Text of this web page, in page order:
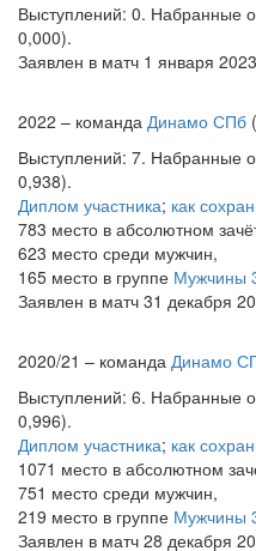
Выступлений: 0. Набранные
0,000).
Заявлен в матч 1 января 2023
2022 – команда Динамо СПб
Выступлений: 7. Набранные
0,938).
Диплом участника; как
783 место в абсолютном
623 место среди мужчин,
165 место в группе Мужчины
Заявлен в матч 31 декабря
2020/21 – команда Динамо
Выступлений: 6. Набранные
0,996).
Диплом участника; как
1071 место в абсолютном
751 место среди мужчин,
219 место в группе Мужчины
Заявлен в матч 28 декабря